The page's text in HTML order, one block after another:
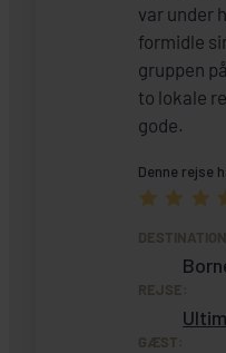
var under
formidle
gruppen
to lokale
gode.
Denne rejse
DESTINATION:
REJSE:
GÆST: